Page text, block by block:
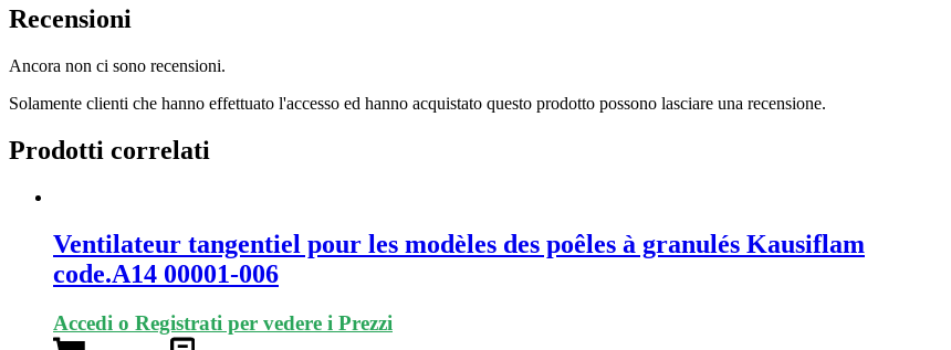
Recensioni
Ancora non ci sono recensioni.
Solamente clienti che hanno effettuato l'accesso ed hanno acquistato questo prodotto possono lasciare una recensione.
Prodotti correlati
Ventilateur tangentiel pour les modèles des poêles à granulés Kausiflam
code.A14 00001-006
Accedi o Registrati per vedere i Prezzi